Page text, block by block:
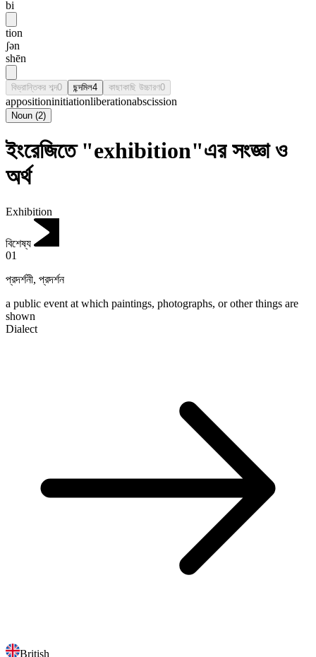
bi
tion
ʃən
shēn
বিভ্রান্তিকর শব্দ0 ছন্দমিল4 কাছাকাছি উচ্চারণ0
appositioninitiationliberationabscission
Noun (2)
ইংরেজিতে "exhibition"এর সংজ্ঞা ও
অর্থ
Exhibition
বিশেষ্য
01
প্রদর্শনী, প্রদর্শন
a public event at which paintings, photographs, or other things are
shown
Dialect
British